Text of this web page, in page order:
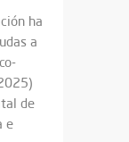
ha
a
de
e